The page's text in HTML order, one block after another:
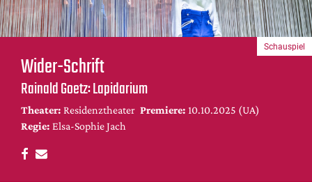
Bühnenwelt
Festivals & Veranstaltungen
Menschen & Theater
Themen
Internationales
Nachrufe
DdB-map
Wider-Schrift
Rainald Goetz: Lapidarium
Theater: Residenztheater Premiere: 10.10.2025 (UA)
Regie: Elsa-Sophie Jach
Schauspiel